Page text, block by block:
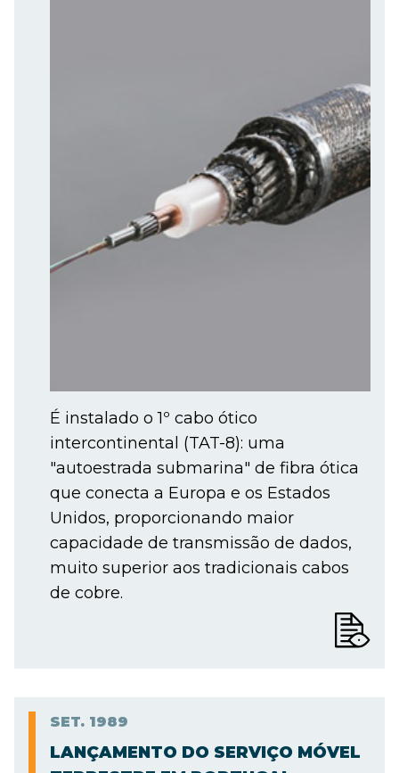
É instalado o 1º cabo ótico
intercontinental (TAT-8): uma
"autoestrada submarina" de fibra ótica
que conecta a Europa e os Estados
Unidos, proporcionando maior
capacidade de transmissão de dados,
muito superior aos tradicionais cabos
de cobre.
SET. 1989
LANÇAMENTO DO SERVIÇO MÓVEL